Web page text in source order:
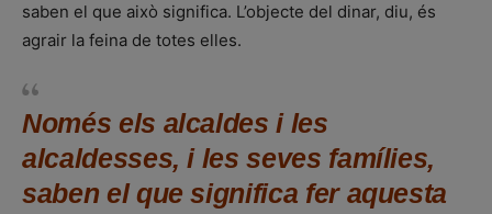
saben el que això significa. L’objecte del dinar, diu, és
agrair la feina de totes elles.
Només els alcaldes i les
alcaldesses, i les seves famílies,
saben el que significa fer aquesta